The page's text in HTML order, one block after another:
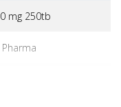
mg 250tb